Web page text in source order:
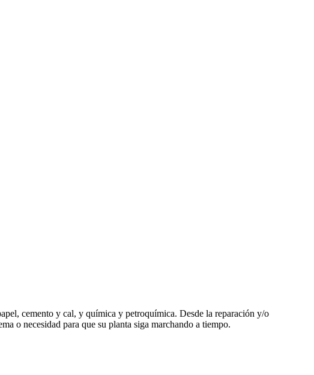
cemento y cal, y química y petroquímica. Desde la reparación y/o
o necesidad para que su planta siga marchando a tiempo.